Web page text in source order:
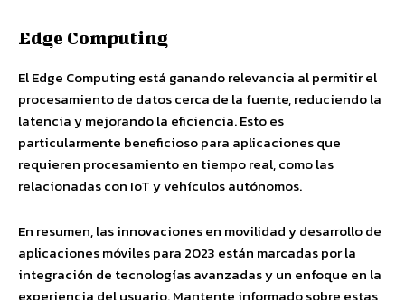
Edge Computing
El Edge Computing está ganando relevancia al permitir el
procesamiento de datos cerca de la fuente, reduciendo la
latencia y mejorando la eficiencia. Esto es
particularmente beneficioso para aplicaciones que
requieren procesamiento en tiempo real, como las
relacionadas con IoT y vehículos autónomos.
En resumen, las innovaciones en movilidad y desarrollo de
aplicaciones móviles para 2023 están marcadas por la
integración de tecnologías avanzadas y un enfoque en la